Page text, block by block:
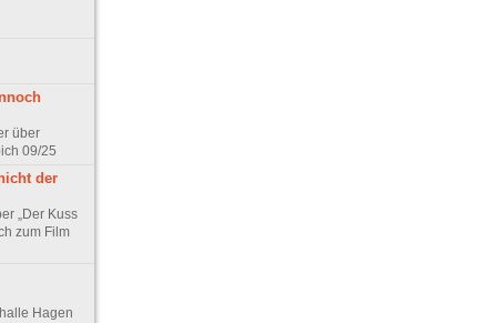
über
09/25
der
„Der Kuss
zum Film
Hagen